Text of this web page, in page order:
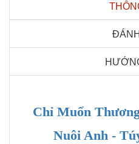
Chỉ Muốn
Nuôi Anh -